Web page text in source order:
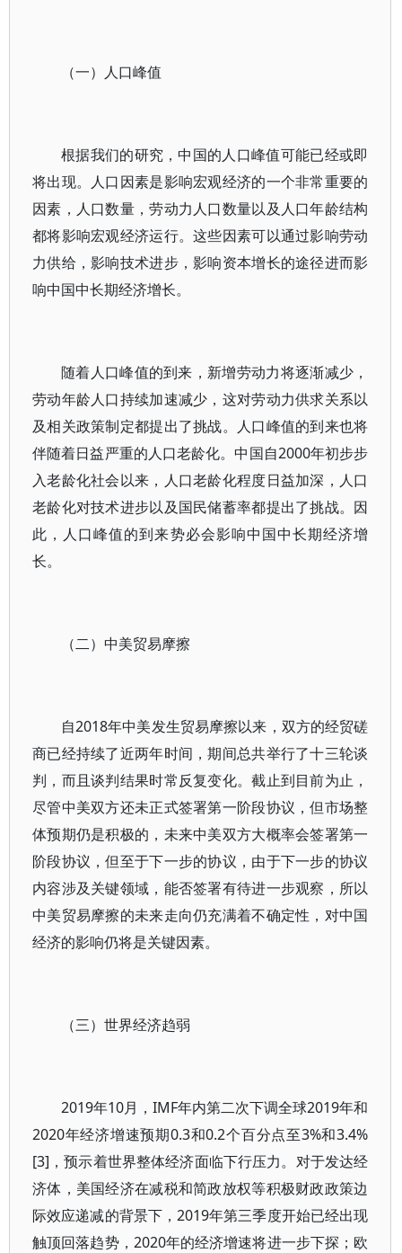
（一）人口峰值
根据我们的研究，中国的人口峰值可能已经或即
将出现。人口因素是影响宏观经济的一个非常重要的
因素，人口数量，劳动力人口数量以及人口年龄结构
都将影响宏观经济运行。这些因素可以通过影响劳动
力供给，影响技术进步，影响资本增长的途径进而影
响中国中长期经济增长。
随着人口峰值的到来，新增劳动力将逐渐减少，
劳动年龄人口持续加速减少，这对劳动力供求关系以
及相关政策制定都提出了挑战。人口峰值的到来也将
伴随着日益严重的人口老龄化。中国自2000年初步步
入老龄化社会以来，人口老龄化程度日益加深，人口
老龄化对技术进步以及国民储蓄率都提出了挑战。因
此，人口峰值的到来势必会影响中国中长期经济增
长。
（二）中美贸易摩擦
自2018年中美发生贸易摩擦以来，双方的经贸磋
商已经持续了近两年时间，期间总共举行了十三轮谈
判，而且谈判结果时常反复变化。截止到目前为止，
尽管中美双方还未正式签署第一阶段协议，但市场整
体预期仍是积极的，未来中美双方大概率会签署第一
阶段协议，但至于下一步的协议，由于下一步的协议
内容涉及关键领域，能否签署有待进一步观察，所以
中美贸易摩擦的未来走向仍充满着不确定性，对中国
经济的影响仍将是关键因素。
（三）世界经济趋弱
2019年10月，IMF年内第二次下调全球2019年和
2020年经济增速预期0.3和0.2个百分点至3%和3.4%
[3]，预示着世界整体经济面临下行压力。对于发达经
济体，美国经济在减税和简政放权等积极财政政策边
际效应递减的背景下，2019年第三季度开始已经出现
触顶回落趋势，2020年的经济增速将进一步下探；欧